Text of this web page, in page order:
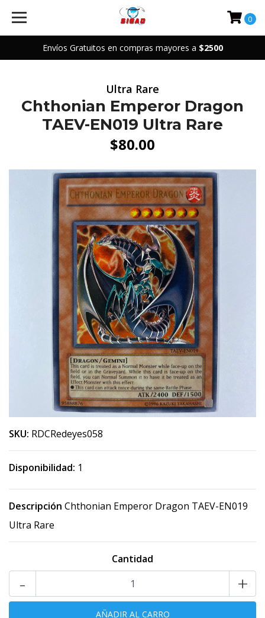
Envíos Gratuitos en compras mayores a $2500
0
Ultra Rare
Chthonian Emperor Dragon
TAEV-EN019 Ultra Rare
$80.00
SKU: RDCRedeyes058
Disponibilidad: 1
Descripción Chthonian Emperor Dragon TAEV-EN019
Ultra Rare
Cantidad
+
-